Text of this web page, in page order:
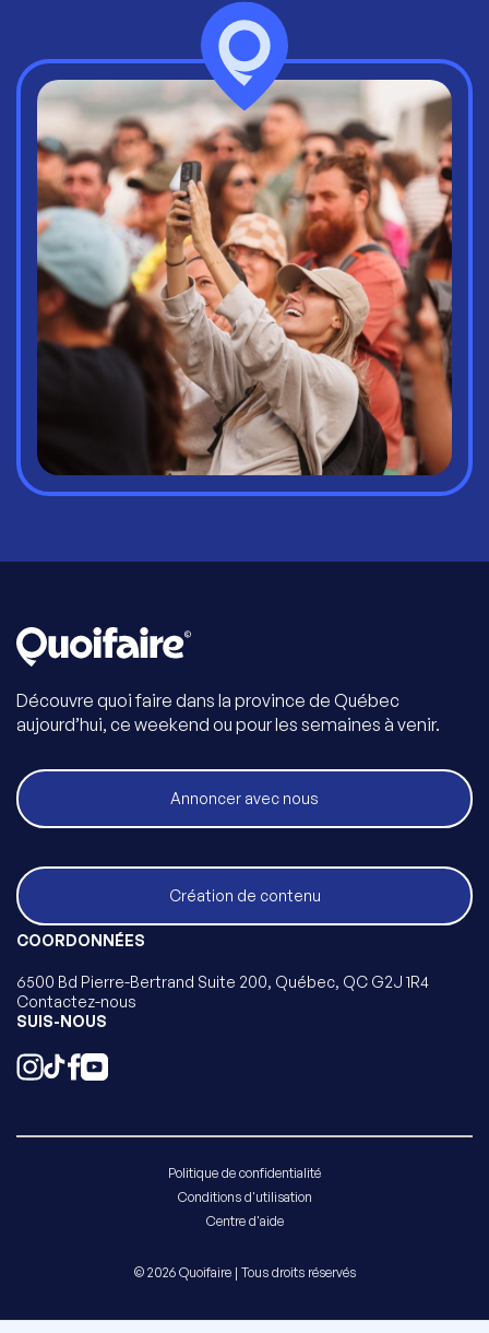
Découvre quoi faire dans la province de Québec
aujourd’hui, ce weekend ou pour les semaines à venir.
Annoncer avec nous
Création de contenu
COORDONNÉES
6500 Bd Pierre-Bertrand Suite 200, Québec, QC G2J 1R4
Contactez-nous
SUIS-NOUS
Politique de confidentialité
Conditions d'utilisation
Centre d'aide
© 2026 Quoifaire | Tous droits réservés